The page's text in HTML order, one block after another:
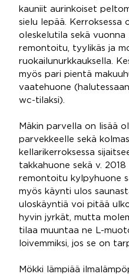
kauniit aurinkoiset
sielu lepää. Kerroksessa
oleskelutila sekä vuonna
remontoitu, tyylikäs ja
ruokailunurkkauksella.
myös pari pientä
vaatehuone
wc-tilaksi).
Mäkin parvella on lisää
parvekkeelle sekä
kellarikerroksessa
takkahuone sekä v. 2018
remontoitu kylpyhuone
myös käynti ulos
uloskäyntiä voi pitää
hyvin jyrkät, mutta
tilaa muuntaa ne L-
loivemmiksi, jos se on
Mökki lämpiää